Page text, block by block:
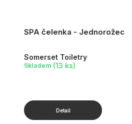
SPA čelenka - Jednorožec
Somerset Toiletry
Skladem (13 ks)